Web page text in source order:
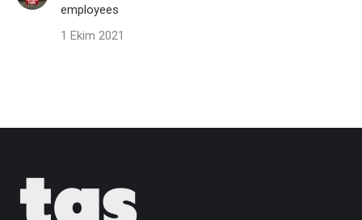
employees
1 Ekim 2021